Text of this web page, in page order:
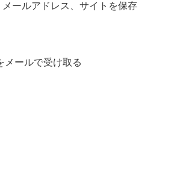
ールアドレス、サイトを保存
メールで受け取る